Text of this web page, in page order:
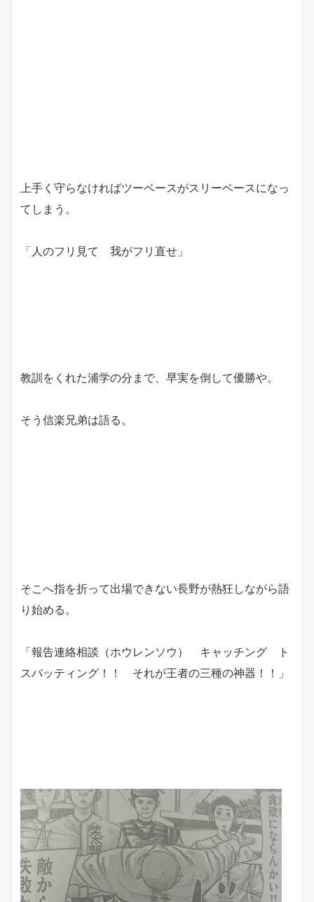
上手く守らなければツーベースがスリーベースになっ
てしまう。
「人のフリ見て 我がフリ直せ」
教訓をくれた浦学の分まで、早実を倒して優勝や。
そう信楽兄弟は語る。
そこへ指を折って出場できない長野が熱狂しながら語
り始める。
「報告連絡相談（ホウレンソウ） キャッチング ト
スバッティング！！ それが王者の三種の神器！！」